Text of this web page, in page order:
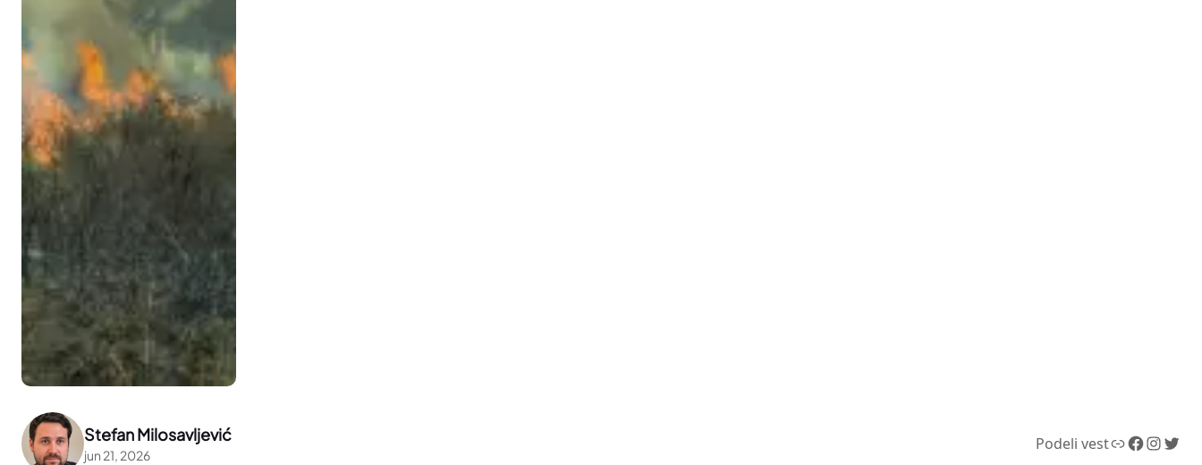
Stefan Milosavljević
jun 21, 2026
Podeli vestLink Facebook InstagramTwitter